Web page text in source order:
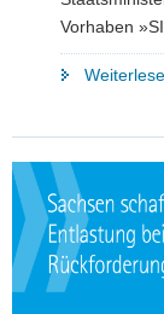
Vorhaben